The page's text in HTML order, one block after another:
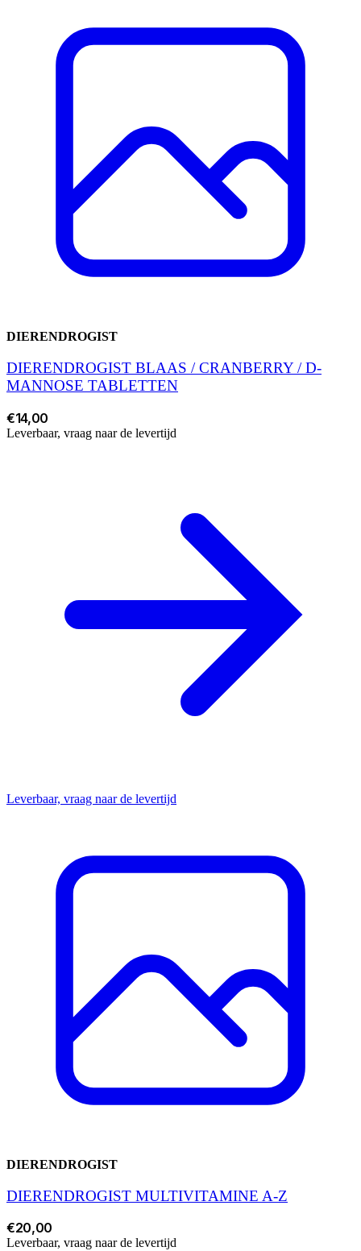
DIERENDROGIST
DIERENDROGIST BLAAS / CRANBERRY / D-
MANNOSE TABLETTEN
€14,00
Leverbaar, vraag naar de levertijd
Leverbaar, vraag naar de levertijd
DIERENDROGIST
DIERENDROGIST MULTIVITAMINE A-Z
€20,00
Leverbaar, vraag naar de levertijd